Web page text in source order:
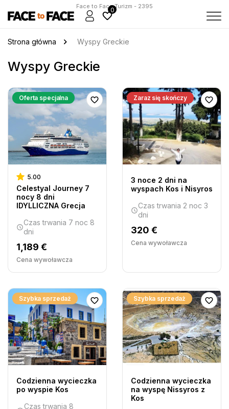
Face to Face Turizm - 2395
0
Strona główna Wyspy Greckie
Wyspy Greckie
Oferta specjalna
5.00
Celestyal Journey 7
nocy 8 dni
IDYLLICZNA Grecja
Czas trwania 7 noc 8
dni
1,189 €
Cena wywoławcza
Zaraz się skończy
3 noce 2 dni na
wyspach Kos i Nisyros
Czas trwania 2 noc 3
dni
320 €
Cena wywoławcza
Szybka sprzedaż
Codzienna wycieczka
po wyspie Kos
Czas trwania 8
Szybka sprzedaż
Codzienna wycieczka
na wyspę Nissyros z
Kos